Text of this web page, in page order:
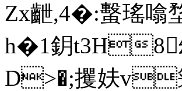
Zx齛,4�:蟿瑤
h�1鈅t3H8
D>�;攫妋v